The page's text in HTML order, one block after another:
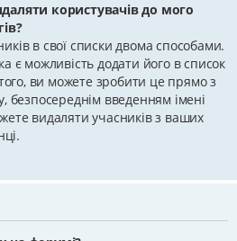
користувачів до мого
в свої списки двома способами.
є можливість додати його в список
ви можете зробити це прямо з
безпосереднім введенням імені
видаляти учасників з ваших